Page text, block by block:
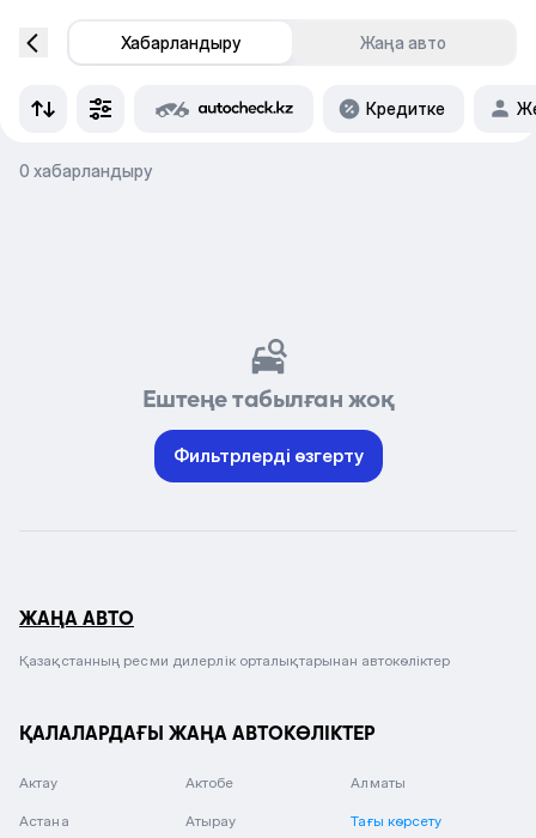
Хабарландыру Жаңа авто
Кредитке
0 хабарландыру
Ештеңе табылған жоқ
Фильтрлерді өзгерту
ЖАҢА АВТО
Қазақстанның ресми дилерлік орталықтарынан автокөліктер
ҚАЛАЛАРДАҒЫ ЖАҢА АВТОКӨЛІКТЕР
Актау Актобе Алматы
Астана Атырау Тағы көрсету